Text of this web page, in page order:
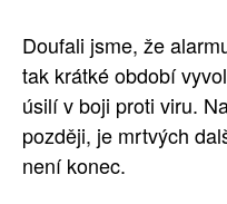
Doufali jsme, že
tak krátké období
úsilí v boji proti viru.
později, je mrtvých
není konec.